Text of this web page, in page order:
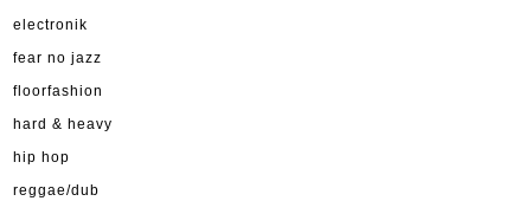
electronik
fear no jazz
floorfashion
hard & heavy
hip hop
reggae/dub